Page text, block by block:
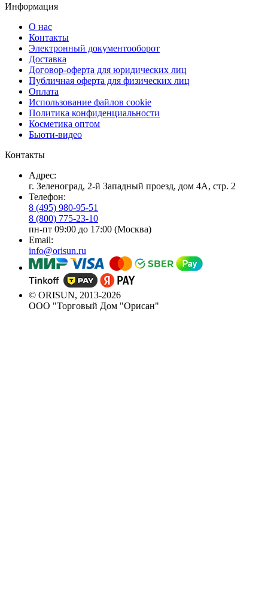
Информация
О нас
Контакты
Электронный документооборот
Доставка
Договор-оферта для юридических лиц
Публичная оферта для физических лиц
Оплата
Использование файлов cookie
Политика конфиденциальности
Косметика оптом
Бьюти-видео
Контакты
Адрес:
г. Зеленоград, 2-й Западный проезд, дом 4А, стр. 2
Телефон:
8 (495) 980-95-51
8 (800) 775-23-10
пн-пт 09:00 до 17:00 (Москва)
Email:
info@orisun.ru
© ORISUN, 2013-2026
ООО "Торговый Дом "Орисан"